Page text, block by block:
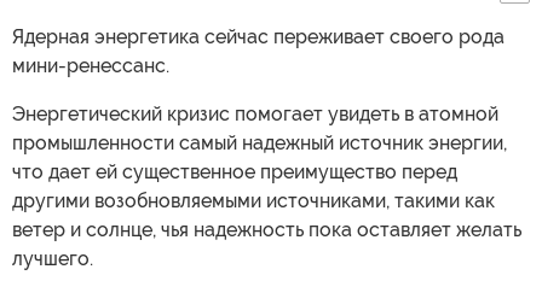
Ядерная энергетика сейчас переживает своего рода
мини-ренессанс.
Энергетический кризис помогает увидеть в атомной
промышленности самый надежный источник энергии,
что дает ей существенное преимущество перед
другими возобновляемыми источниками, такими как
ветер и солнце, чья надежность пока оставляет желать
лучшего.